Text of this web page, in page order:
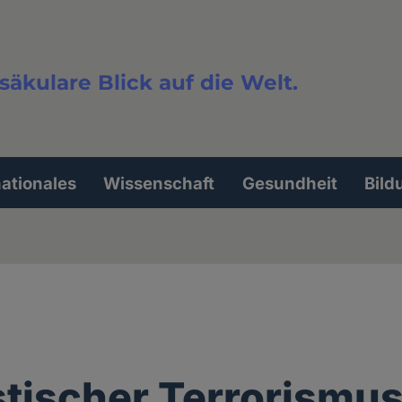
Blick auf die Welt.
Wissenschaft Gesundheit